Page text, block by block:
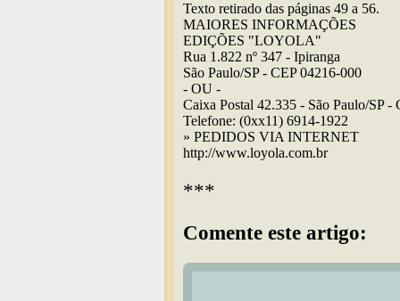
Texto retirado das páginas 49 a 56.
MAIORES INFORMAÇÕES
EDIÇÕES "LOYOLA"
Rua 1.822 nº 347 - Ipiranga
São Paulo/SP - CEP 04216-000
- OU -
Caixa Postal 42.335 - São Paulo/SP -
Telefone: (0xx11) 6914-1922
» PEDIDOS VIA INTERNET
http://www.loyola.com.br
***
Comente este artigo: